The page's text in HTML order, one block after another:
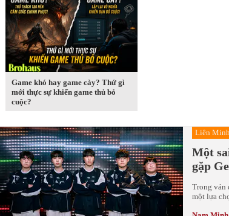
Game khó hay game cày? Thứ gì
mới thực sự khiến game thủ bỏ
cuộc?
Liên
Một
gặp
Trong ván
một lựa